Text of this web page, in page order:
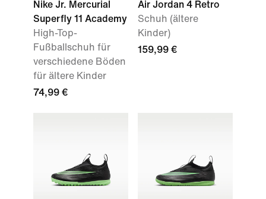
Nike Jr. Mercurial
Superfly 11 Academy
High-Top-
Fußballschuh für
verschiedene Böden
für ältere Kinder
74,99 €
Air Jordan 4 Retro
Schuh (ältere
Kinder)
159,99 €